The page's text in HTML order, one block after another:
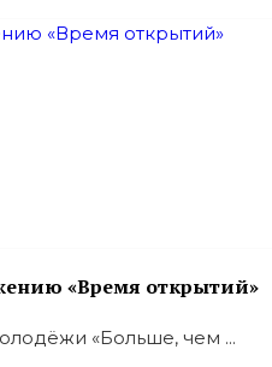
«Время открытий»
«Больше, чем ...